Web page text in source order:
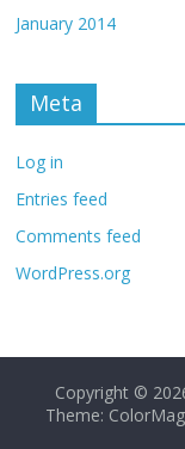
January 2014
Meta
Log in
Entries feed
Comments feed
WordPress.org
Copyright ©
Theme: